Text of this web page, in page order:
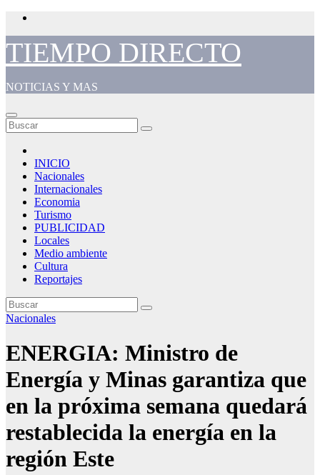
Saltar
contenido
TIEMPO DIRECTO
NOTICIAS Y MAS
INICIO
Nacionales
Internacionales
Economia
Turismo
PUBLICIDAD
Locales
Medio ambiente
Cultura
Reportajes
Nacionales
ENERGIA: Ministro de
Energía y Minas garantiza que
en la próxima semana quedará
restablecida la energía en la
región Este